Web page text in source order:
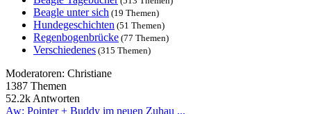
Beagle unter sich (19 Themen)
Hundegeschichten (51 Themen)
Regenbogenbrücke (77 Themen)
Verschiedenes (315 Themen)
Moderatoren: Christiane
1387 Themen
52.2k Antworten
Aw: Pointer + Buddy im neuen Zuhau ...